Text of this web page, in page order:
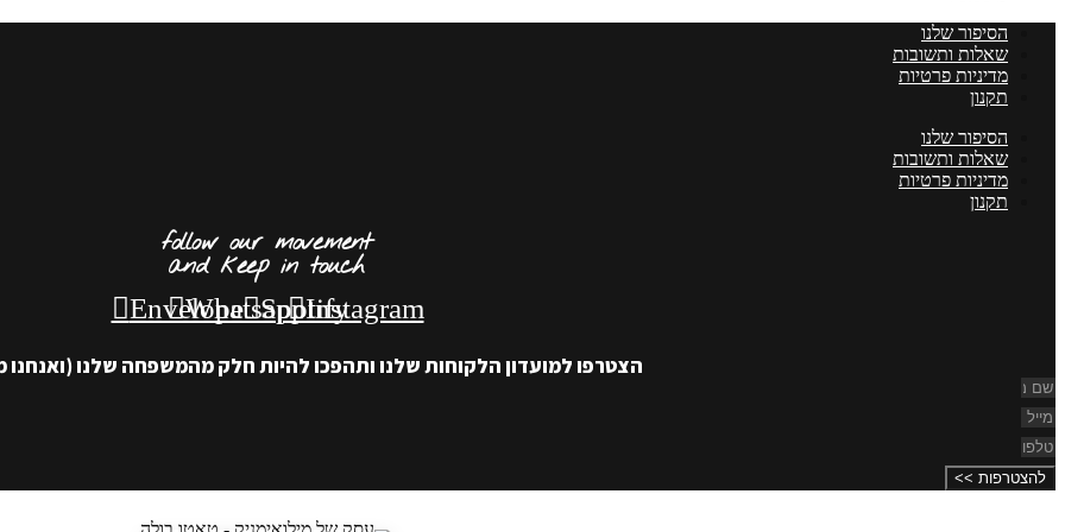
הסיפור שלנו
שאלות ותשובות
מדיניות פרטיות
תקנון
הסיפור שלנו
שאלות ותשובות
מדיניות פרטיות
תקנון
follow our movement
and keep in touch
Instagram
Spotify
Whatsapp
Envelope
הצטרפו למועדון הלקוחות שלנו ותהפכו להיות חלק מהמשפחה שלנו
להצטרפות >>